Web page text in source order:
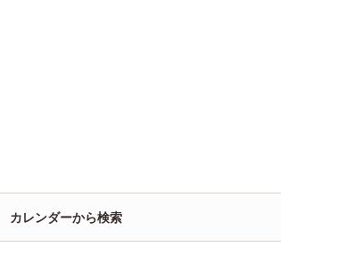
カレンダーから検索